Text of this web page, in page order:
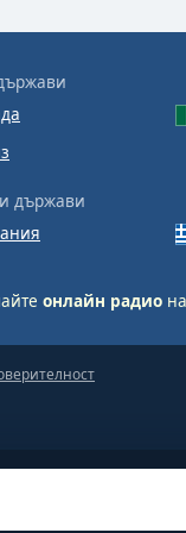
държави
онлайн радио